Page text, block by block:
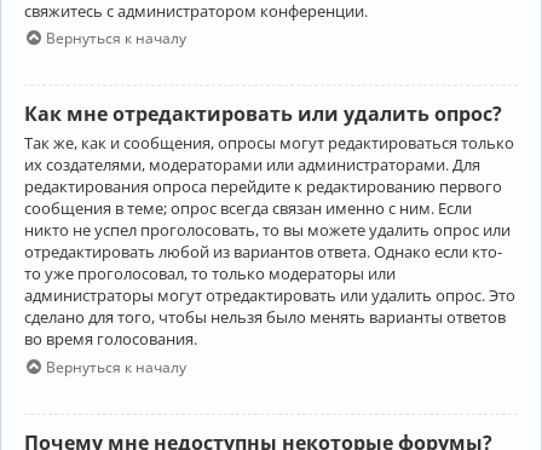
свяжитесь с администратором конференции.
Вернуться к началу
Как мне отредактировать или удалить опрос?
Так же, как и сообщения, опросы могут редактироваться только
их создателями, модераторами или администраторами. Для
редактирования опроса перейдите к редактированию первого
сообщения в теме; опрос всегда связан именно с ним. Если
никто не успел проголосовать, то вы можете удалить опрос или
отредактировать любой из вариантов ответа. Однако если кто-
то уже проголосовал, то только модераторы или
администраторы могут отредактировать или удалить опрос. Это
сделано для того, чтобы нельзя было менять варианты ответов
во время голосования.
Вернуться к началу
Почему мне недоступны некоторые форумы?